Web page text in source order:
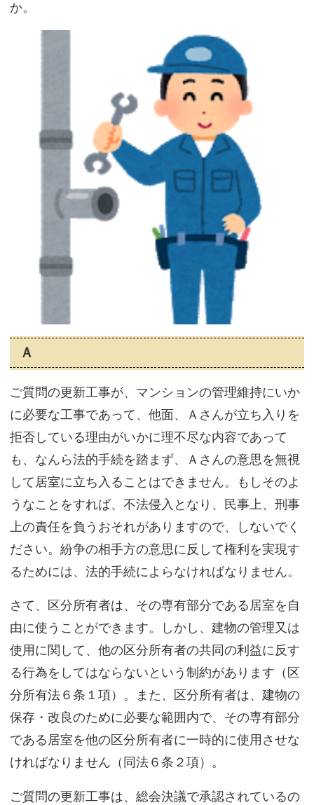
か。
Ａ
ご質問の更新工事が、マンションの管理維持にいか
に必要な工事であって、他面、Ａさんが立ち入りを
拒否している理由がいかに理不尽な内容であって
も、なんら法的手続を踏まず、Ａさんの意思を無視
して居室に立ち入ることはできません。もしそのよ
うなことをすれば、不法侵入となり、民事上、刑事
上の責任を負うおそれがありますので、しないでく
ださい。紛争の相手方の意思に反して権利を実現す
るためには、法的手続によらなければなりません。
さて、区分所有者は、その専有部分である居室を自
由に使うことができます。しかし、建物の管理又は
使用に関して、他の区分所有者の共同の利益に反す
る行為をしてはならないという制約があります（区
分所有法６条１項）。また、区分所有者は、建物の
保存・改良のために必要な範囲内で、その専有部分
である居室を他の区分所有者に一時的に使用させな
ければなりません（同法６条２項）。
ご質問の更新工事は、総会決議で承認されているの